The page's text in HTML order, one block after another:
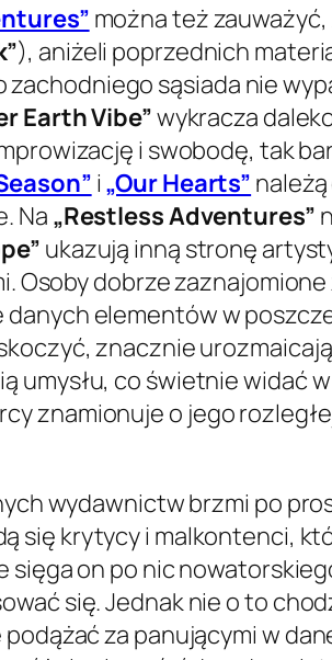
można też
), aniżeli poprzednich
sąsiada nie
Earth Vibe”wykracza
i swobodę, tak
i „Our Hearts”
Na „Restless Adventures”
ukazują inną stronę
Osoby dobrze
elementów w
znacznie
umysłu, co świetnie widać
znamionuje o jego
wydawnictw brzmi po
się krytycy i malkontenci,
sięga on po nic
się. Jednak nie o to
za panującymi w